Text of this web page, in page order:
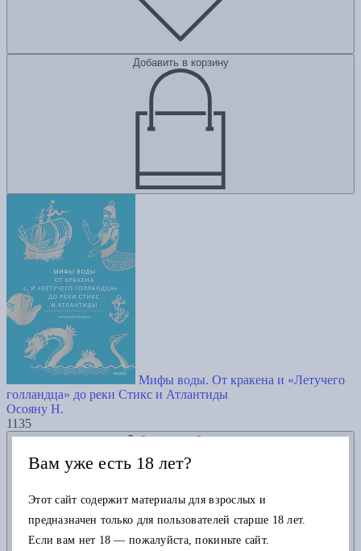
Добавить в корзину
Мифы воды. От кракена и «Летучего
голландца» до реки Стикс и Атлантиды
Осояну Н.
1135
Добавить в избранное
Вам уже есть 18 лет?
Этот сайт содержит материалы для взрослых и
предназначен только для пользователей старше 18 лет.
Если вам нет 18 — пожалуйста, покиньте сайт.